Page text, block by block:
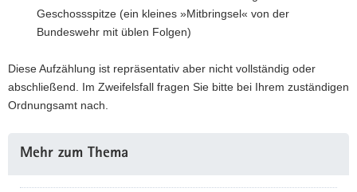
Geschossspitze (ein kleines »Mitbringsel« von der
Bundeswehr mit üblen Folgen)
Diese Aufzählung ist repräsentativ aber nicht vollständig oder
abschließend. Im Zweifelsfall fragen Sie bitte bei Ihrem zuständigen
Ordnungsamt nach.
Information
Mehr zum Thema